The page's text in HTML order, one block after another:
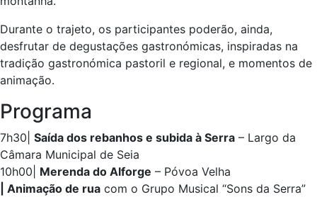
Durante o trajeto, os participantes poderão, ainda,
desfrutar de degustações gastronómicas, inspiradas na
tradição gastronómica pastoril e regional, e momentos de
animação.
Programa
7h30| Saída dos rebanhos e subida à Serra – Largo da
Câmara Municipal de Seia
10h00| Merenda do Alforge – Póvoa Velha
| Animação de rua com o Grupo Musical “Sons da Serra”